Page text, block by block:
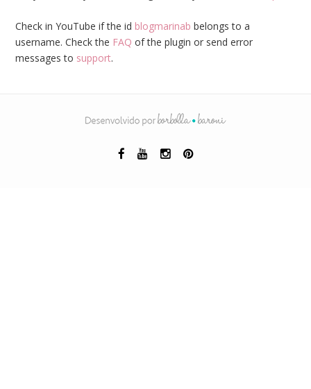
Check in YouTube if the id blogmarinab belongs to a
username. Check the FAQ of the plugin or send error
messages to support.